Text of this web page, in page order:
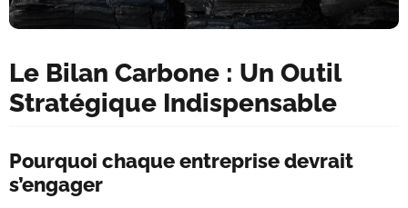
Le Bilan Carbone : Un Outil
Stratégique Indispensable
Pourquoi chaque entreprise devrait
s’engager